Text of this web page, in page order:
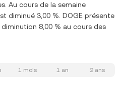
Au cours de la semaine
diminué 3,00 %. DOGE présente
8,00 % au cours des
1 mois 1 an 2 ans